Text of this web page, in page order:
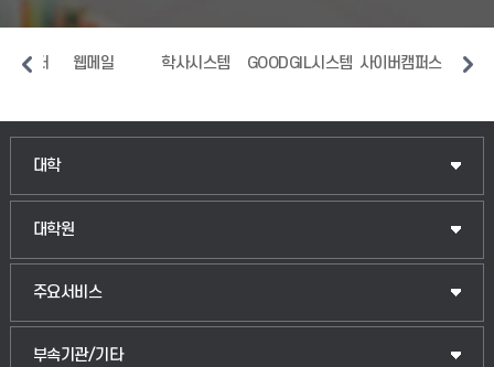
웹메일 학사시스템 GOODGIL시스템 사이버캠퍼스 중앙도
대학
인문융합공공인재학부
법경영학부
대학원
일반대학원
산업대학원
공공정책대학원
주요서비스
입학안내
웹메일
부속기관/기타
중앙도서관